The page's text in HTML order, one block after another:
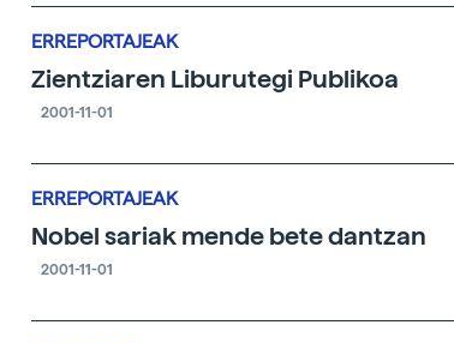
ERREPORTAJEAK
Zientziaren Liburutegi Publikoa
2001-11-01
ERREPORTAJEAK
Nobel sariak mende bete dantzan
2001-11-01